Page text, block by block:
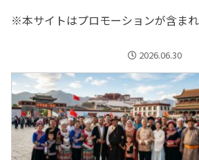
※本サイトはプロモーションが含ま
2026.06.30